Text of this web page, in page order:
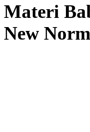
Materi
New